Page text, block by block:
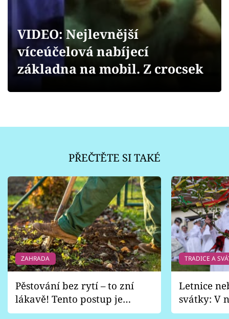
Přihlášení
Sledujte nás
VIDEO: Nejlevnější
víceúčelová nabíjecí
základna na mobil. Z crocsek
PŘEČTĚTE SI TAKÉ
ZAHRADA
Pěstování bez rytí – to zní
lákavě! Tento postup je
vhodný jen pro některé
TRADICE A
Letnice
svátky: V
pondělí